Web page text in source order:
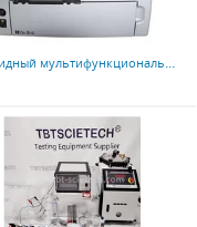
Гибридный мультифункциональный ридер Biotek Synergy HTX